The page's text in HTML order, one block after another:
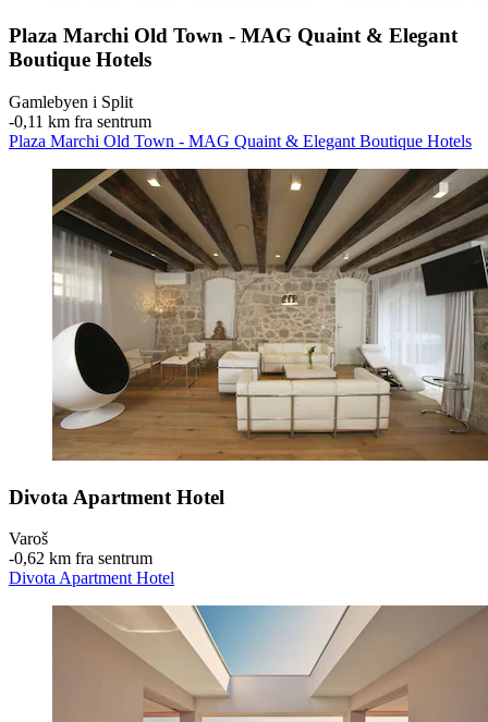
Plaza Marchi Old Town - MAG Quaint & Elegant
Boutique Hotels
Gamlebyen i Split
‐0,11 km fra sentrum
Plaza Marchi Old Town - MAG Quaint & Elegant Boutique Hotels
Divota Apartment Hotel
Varoš
‐0,62 km fra sentrum
Divota Apartment Hotel